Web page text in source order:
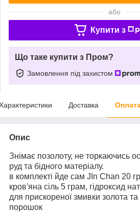
або
Купити з
Що таке купити з Пром?
Замовлення під захистом
Доставка
Опис
Знімає позолоту, не торкаючись
руд та бідного матеріалу.
в комплекті йде сам JIn Chan 20
кров'яна сіль 5 грам, гідроксид
для прискореної змивки золота
порошок